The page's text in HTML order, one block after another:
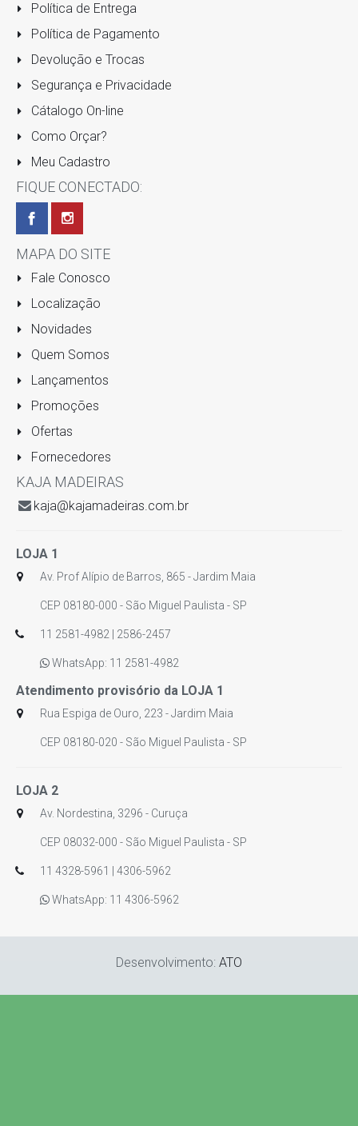
Política de Entrega
Política de Pagamento
Devolução e Trocas
Segurança e Privacidade
Cátalogo On-line
Como Orçar?
Meu Cadastro
FIQUE CONECTADO:
MAPA DO SITE
Fale Conosco
Localização
Novidades
Quem Somos
Lançamentos
Promoções
Ofertas
Fornecedores
KAJA MADEIRAS
kaja@kajamadeiras.com.br
LOJA 1
Av. Prof Alípio de Barros, 865 - Jardim Maia
CEP 08180-000 - São Miguel Paulista - SP
11 2581-4982 | 2586-2457
WhatsApp: 11 2581-4982
Atendimento provisório da LOJA 1
Rua Espiga de Ouro, 223 - Jardim Maia
CEP 08180-020 - São Miguel Paulista - SP
LOJA 2
Av. Nordestina, 3296 - Curuça
CEP 08032-000 - São Miguel Paulista - SP
11 4328-5961 | 4306-5962
WhatsApp: 11 4306-5962
Desenvolvimento: ATO